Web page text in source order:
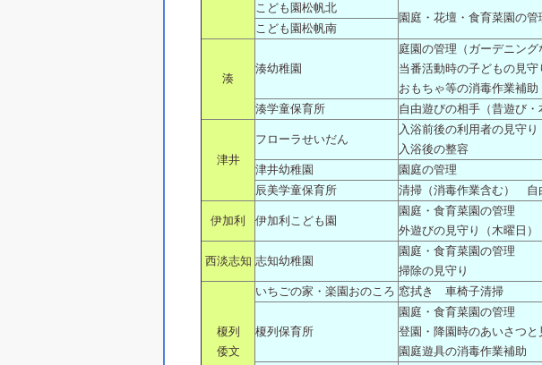
こども園松帆北
園庭・花壇・食育菜園の管
こども園松帆南
湊
湊幼稚園
庭園の管理（ガーデニング
当番活動時の子どもの見守
おもちゃ等の消毒作業補助
湊学童保育所
自由遊びの相手（昔遊び・
津井
フローラせいだん
入浴前後の利用者の見守り
入浴後の整容
津井幼稚園
園庭の管理
辰美学童保育所
清掃（消毒作業含む）
伊加利 伊加利こども園
園庭・食育菜園の管理
外遊びの見守り（木曜日）
西淡志知 志知幼稚園
園庭・食育菜園の管理
掃除の見守り
榎列
倭文
いちごの家・楽園おのころ 窓拭き 車椅子清掃
榎列保育所
園庭・食育菜園の管理
登園・降園時のあいさつと
園庭遊具の消毒作業補助